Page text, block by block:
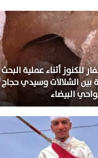
للكنوز أثناء عملية البحث
بين الشلالات وسيدي حجاج
البيضاء